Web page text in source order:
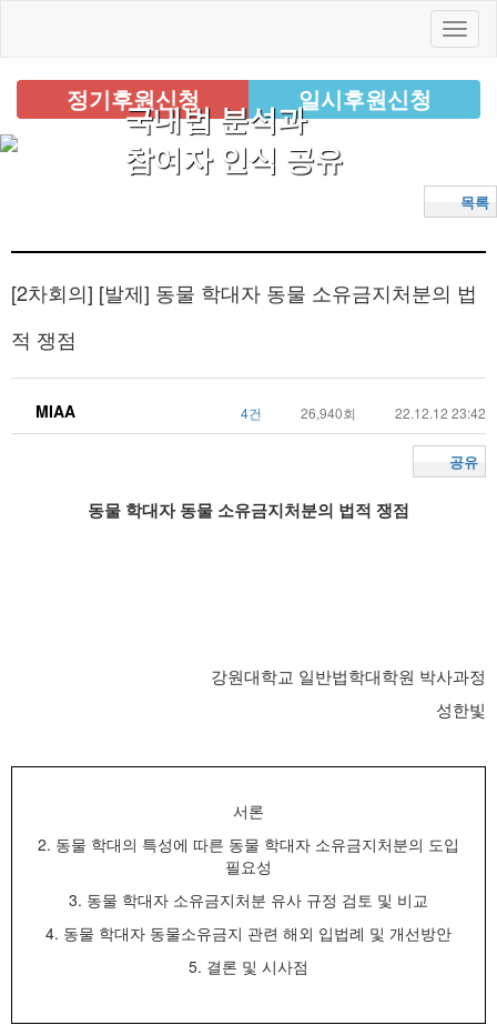
정기후원신청 일시후원신청
국내법 분석과
참여자 인식 공유
목록
[2차회의] [발제] 동물 학대자 동물 소유금지처분의 법
적 쟁점
MIAA 4건 26,940회 22.12.12 23:42
공유
동물 학대자 동물 소유금지처분의 법적 쟁점
강원대학교 일반법학대학원 박사과정
성한빛
서론
2. 동물 학대의 특성에 따른 동물 학대자 소유금지처분의 도입
필요성
3. 동물 학대자 소유금지처분 유사 규정 검토 및 비교
4. 동물 학대자 동물소유금지 관련 해외 입법례 및 개선방안
5. 결론 및 시사점